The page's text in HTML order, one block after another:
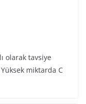
olarak tavsiye
miktarda C